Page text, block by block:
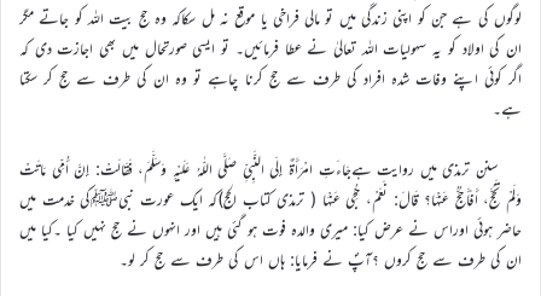
لوگوں کی ہے جن کو اپنی زندگی میں تو مالی فراخی یا موقع نہ مل سکاکہ وہ حج بیت اللہ کو جاتے مگر
ان کی اولاد کو یہ سہولیات اللہ تعالیٰ نے عطا فرمائیں۔ تو ایسی صورتحال میں بھی اجازت دی کہ
اگر کوئی اپنے وفات شدہ افراد کی طرف سے حج کرنا چاہے تو وہ ان کی طرف سے حج کر سکتا
ہے۔
سنن ترمذی میں روایت ہےجَاءَتِ امْرَأَةٌ إِلَى النَّبِيِّ صَلَّى اللّٰهُ عَلَيْهِ وَسَلَّمَ، فَقَالَتْ: إِنَّ أُمِّي مَاتَتْ
وَلَمْ تَحُجَّ، أَفَأَحُجُّ عَنْهَا؟ قَالَ: نَعَمْ، حُجِّي عَنْهَا ( ترمذی کتاب الحج)کہ ایک عورت نبیﷺکی خدمت میں
حاضر ہوئی اوراس نے عرض کیا: میری والدہ فوت ہو گئی ہیں اور انہوں نے حج نہیں کیا ۔کیا میں
ان کی طرف سے حج کروں ؟آپؐ نے فرمایا: ہاں اس کی طرف سے حج کر لو۔